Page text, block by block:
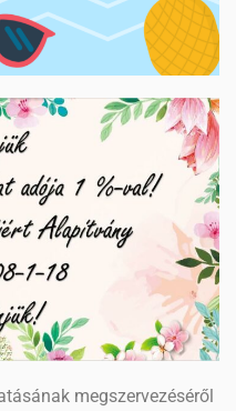
megszervezéséről